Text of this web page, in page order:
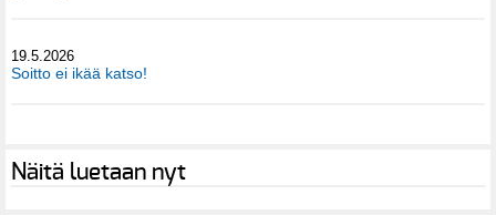
19.5.2026
Soitto ei ikää katso!
Näitä luetaan nyt